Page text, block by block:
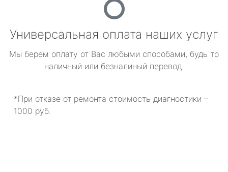
Универсальная оплата наших услуг
Мы берем оплату от Вас любыми способами, будь то
наличный или безналиный перевод.
*При отказе от ремонта стоимость диагностики –
1000 руб.